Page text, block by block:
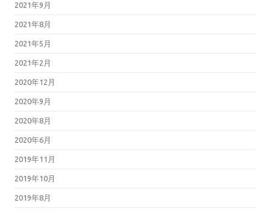
2021年9月
2021年8月
2021年5月
2021年2月
2020年12月
2020年9月
2020年8月
2020年6月
2019年11月
2019年10月
2019年8月